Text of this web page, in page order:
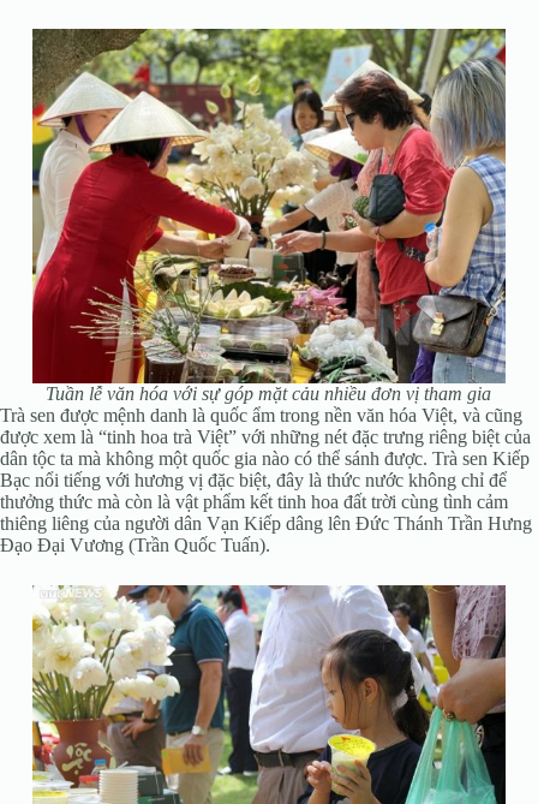
Tuần lễ văn hóa với sự góp mặt cảu nhiều đơn vị tham gia
Trà sen được mệnh danh là quốc ẩm trong nền văn hóa Việt, và cũng
được xem là “tinh hoa trà Việt” với những nét đặc trưng riêng biệt của
dân tộc ta mà không một quốc gia nào có thể sánh được. Trà sen Kiếp
Bạc nổi tiếng với hương vị đặc biệt, đây là thức nước không chỉ để
thưởng thức mà còn là vật phẩm kết tinh hoa đất trời cùng tình cảm
thiêng liêng của người dân Vạn Kiếp dâng lên Đức Thánh Trần Hưng
Đạo Đại Vương (Trần Quốc Tuấn).